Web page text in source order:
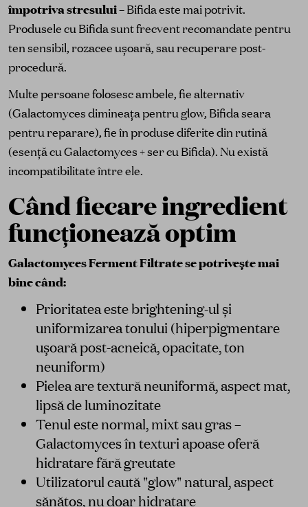
împotriva stresului– Bifida este mai potrivit.
Produsele cu Bifida sunt frecvent recomandate pentru
ten sensibil, rozacee ușoară, sau recuperare post-
procedură.
Multe persoane folosesc ambele, fie alternativ
(Galactomyces dimineața pentru glow, Bifida seara
pentru reparare), fie în produse diferite din rutină
(esență cu Galactomyces + ser cu Bifida). Nu există
incompatibilitate între ele.
Când fiecare ingredient
funcționează optim
Galactomyces Ferment Filtrate se potrivește mai
bine când:
Prioritatea este brightening-ul și
uniformizarea tonului (hiperpigmentare
ușoară post-acneică, opacitate, ton
neuniform)
Pielea are textură neuniformă, aspect mat,
lipsă de luminozitate
Tenul este normal, mixt sau gras –
Galactomyces în texturi apoase oferă
hidratare fără greutate
Utilizatorul caută "glow" natural, aspect
sănătos, nu doar hidratare